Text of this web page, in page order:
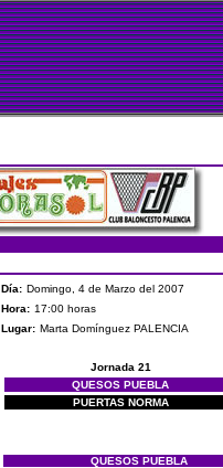
Día: Domingo, 4 de Marzo del 2007
Hora: 17:00 horas
Lugar: Marta Domínguez PALENCIA
Jornada 21
QUESOS PUEBLA
PUERTAS NORMA
QUESOS PUEBLA